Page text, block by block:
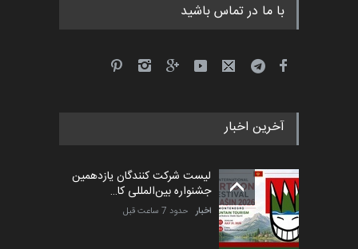
مهلت
پنجمین مسابقۀ بین‌المللی
مهلت 5 ماه دیگر
با ما در تماس باشید
آخرین اخبار
لیست شرکت کنندگان یازدهمین
جشنواره بین‌المللی کا…
اخبار حدود 7 ساعت قبل